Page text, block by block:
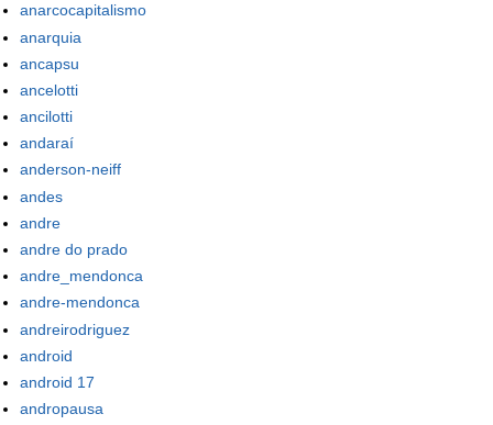
anarcocapitalismo
anarquia
ancapsu
ancelotti
ancilotti
andaraí
anderson-neiff
andes
andre
andre do prado
andre_mendonca
andre-mendonca
andreirodriguez
android
android 17
andropausa